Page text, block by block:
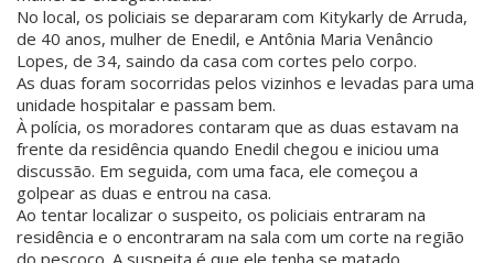
No local, os policiais se depararam com Kitykarly de Arruda,
de 40 anos, mulher de Enedil, e Antônia Maria Venâncio
Lopes, de 34, saindo da casa com cortes pelo corpo.
As duas foram socorridas pelos vizinhos e levadas para uma
unidade hospitalar e passam bem.
À polícia, os moradores contaram que as duas estavam na
frente da residência quando Enedil chegou e iniciou uma
discussão. Em seguida, com uma faca, ele começou a
golpear as duas e entrou na casa.
Ao tentar localizar o suspeito, os policiais entraram na
residência e o encontraram na sala com um corte na região
do pescoço. A suspeita é que ele tenha se matado.